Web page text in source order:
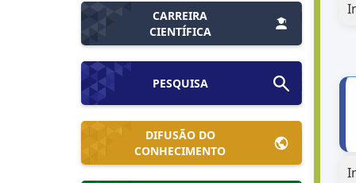
CARREIRA
CIENTÍFICA
PESQUISA
DIFUSÃO DO
CONHECIMENTO